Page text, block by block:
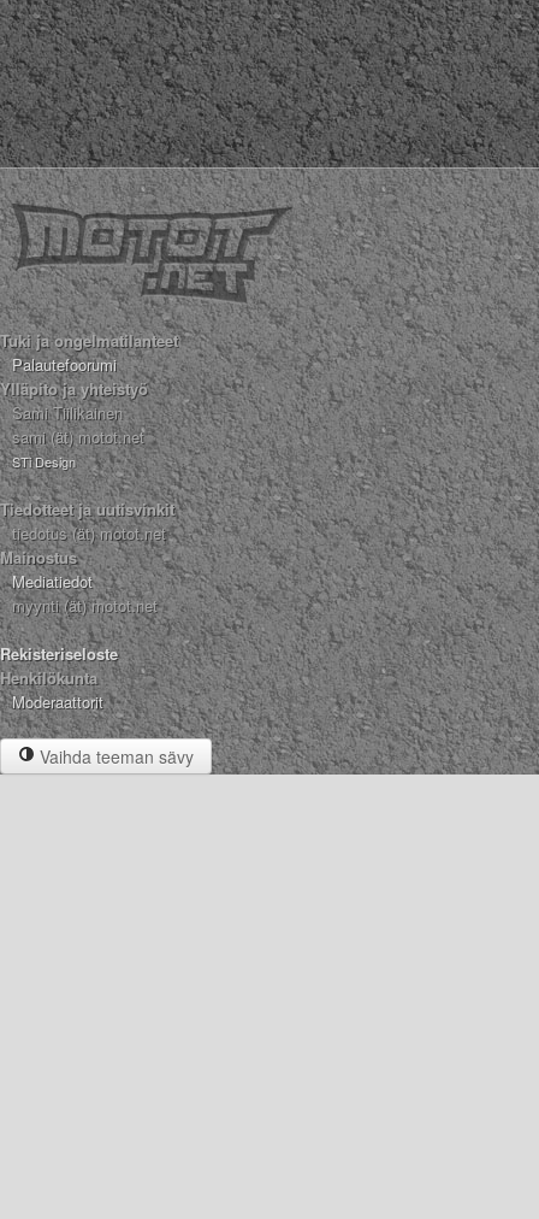
Tuki ja ongelmatilanteet
Palautefoorumi
Ylläpito ja yhteistyö
Sami Tiilikainen
sami (ät) motot.net
STi Design
Tiedotteet ja uutisvinkit
tiedotus (ät) motot.net
Mainostus
Mediatiedot
myynti (ät) motot.net
Rekisteriseloste
Henkilökunta
Moderaattorit
Vaihda teeman sävy